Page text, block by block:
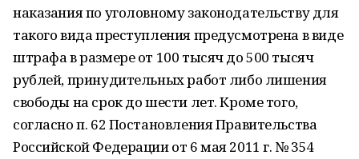
наказания по уголовному законодательству для
такого вида преступления предусмотрена в виде
штрафа в размере от 100 тысяч до 500 тысяч
рублей, принудительных работ либо лишения
свободы на срок до шести лет. Кроме того,
согласно п. 62 Постановления Правительства
Российской Федерации от 6 мая 2011 г. № 354